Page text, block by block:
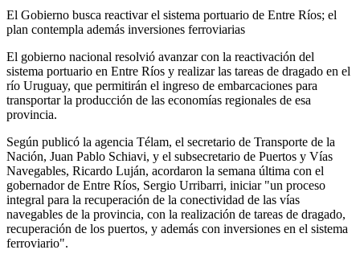
El Gobierno busca reactivar el sistema portuario de Entre Ríos; el
plan contempla además inversiones ferroviarias
El gobierno nacional resolvió avanzar con la reactivación del
sistema portuario en Entre Ríos y realizar las tareas de dragado en el
río Uruguay, que permitirán el ingreso de embarcaciones para
transportar la producción de las economías regionales de esa
provincia.
Según publicó la agencia Télam, el secretario de Transporte de la
Nación, Juan Pablo Schiavi, y el subsecretario de Puertos y Vías
Navegables, Ricardo Luján, acordaron la semana última con el
gobernador de Entre Ríos, Sergio Urribarri, iniciar "un proceso
integral para la recuperación de la conectividad de las vías
navegables de la provincia, con la realización de tareas de dragado,
recuperación de los puertos, y además con inversiones en el sistema
ferroviario".